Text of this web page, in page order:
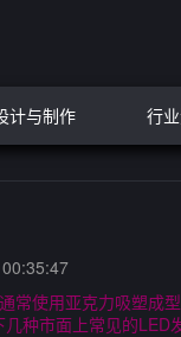
计与制作 行
常使用亚克力吸塑成
种市面上常见的LED